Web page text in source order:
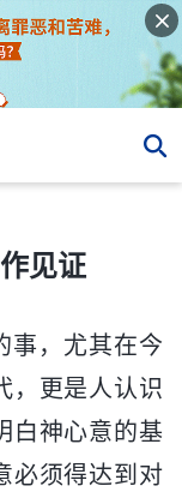
见证
事，尤其在今
，更是人认识
白神心意的基
必须得达到对